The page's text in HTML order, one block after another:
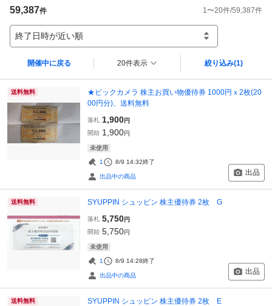
59,387件 1 〜20件/59,387件
終了日時が近い順
開催中に戻る 20件表示 絞り込み(1)
送料無料
★ビックカメラ 株主お買い物優待券 1000円ｘ2枚(20
00円分)、送料無料
落札 1,900円
開始 1,900円
未使用
1 8/9 14:32終了
出品中の商品 出品
送料無料 SYUPPIN シュッピン 株主優待券 2枚 G
落札 5,750円
開始 5,750円
未使用
1 8/9 14:28終了
出品中の商品 出品
送料無料 SYUPPIN シュッピン 株主優待券 2枚 E